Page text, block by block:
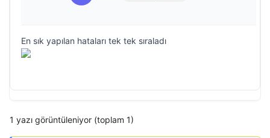
En sık yapılan hataları tek tek sıraladı
1 yazı görüntüleniyor (toplam 1)